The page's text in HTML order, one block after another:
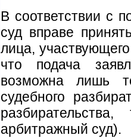
В соответствии с
суд вправе
лица,
что подача
возможна лишь
судебного
арбитражный суд).